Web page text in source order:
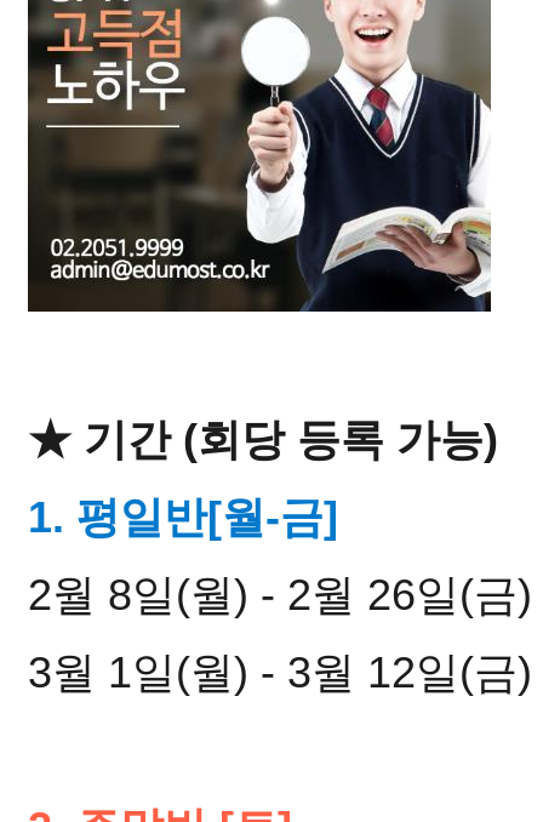
★ 기간 (회당 등록 가능)
1. 평일반[월-금]
2월 8일(월) - 2월 26일(금
3월 1일(월) - 3월 12일(금)